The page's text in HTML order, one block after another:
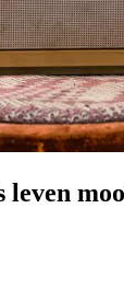
leven